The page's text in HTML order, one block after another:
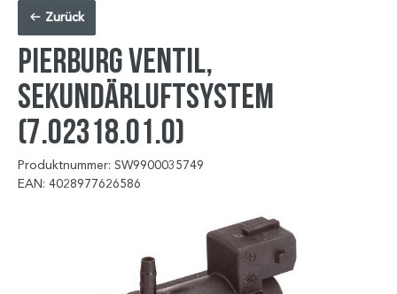
Zurück
PIERBURG Ventil,
Sekundärluftsystem
(7.02318.01.0)
Produktnummer: SW9900035749
EAN: 4028977626586